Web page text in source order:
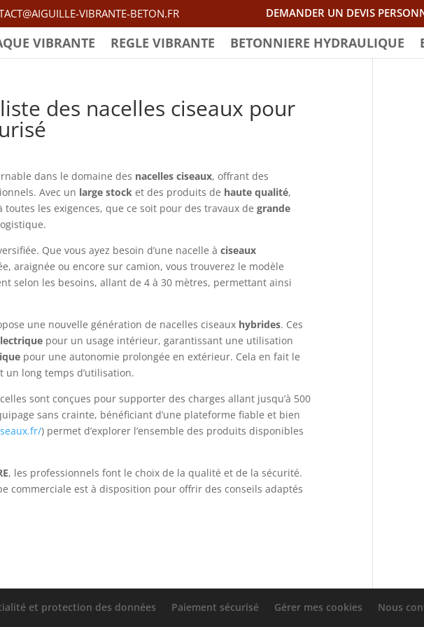
VIBRANTE-BETON.FR DEMANDER UN DEVIS
VIBRANTE REGLE VIBRANTE BETONNIERE HYDRAULIQUE
des nacelles ciseaux pour
dans le domaine des nacelles ciseaux, offrant des
Avec un large stock et des produits de haute qualité,
les exigences, que ce soit pour des travaux degrande
Que vous ayez besoin d’une nacelle àciseaux
araignée ou encore sur camion, vous trouverez le modèle
selon les besoins, allant de 4 à 30 mètres, permettant ainsi
une nouvelle génération de nacelles ciseaux hybrides. Ces
pour un usage intérieur, garantissant une utilisation
pour une autonomie prolongée en extérieur. Cela en fait le
long temps d’utilisation.
sont conçues pour supporter des charges allant jusqu’à 500
sans crainte, bénéficiant d’une plateforme fiable et bien
) permet d’explorer l’ensemble des produits disponibles
, les professionnels font le choix de la qualité et de la sécurité.
commerciale est à disposition pour offrir des conseils adaptés
et protection des données Paiement sécurisé Gérer mes cookies Nous